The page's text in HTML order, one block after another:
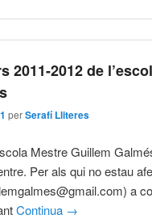
2011-2012 de
perSerafí Lliteres
Mestre Guillem
Per als qui no estau
a
Continua →